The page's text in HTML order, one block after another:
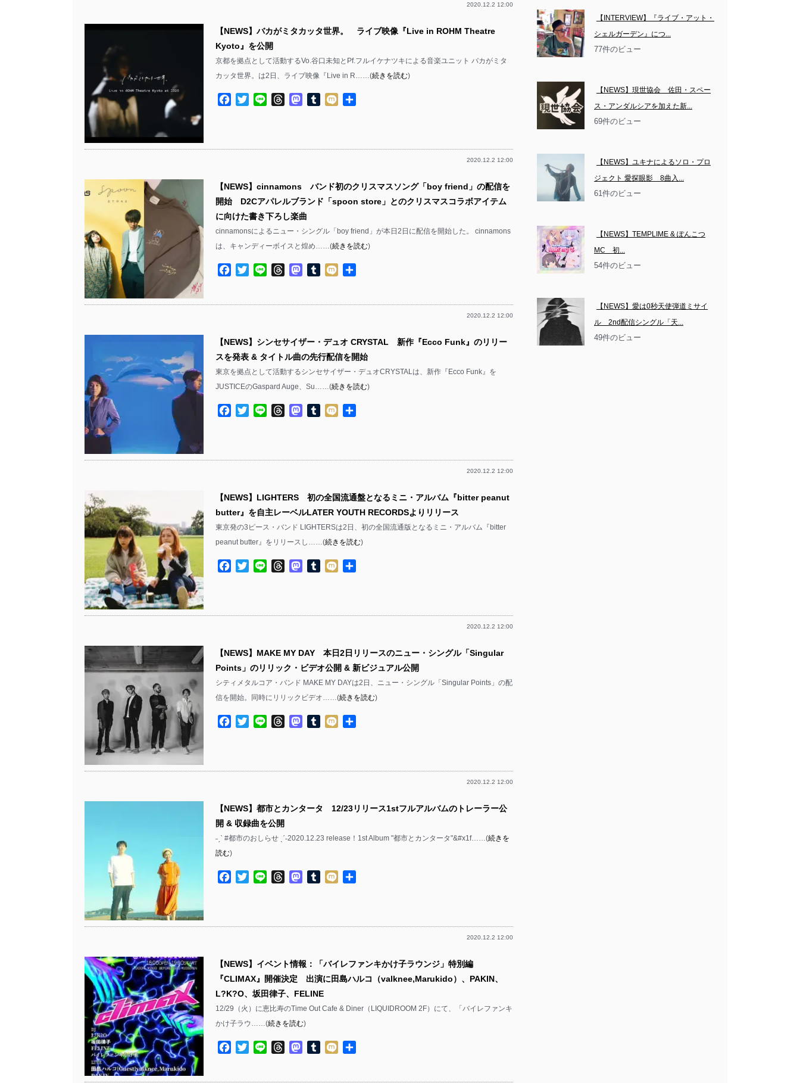
2020.12.2 12:00
【NEWS】バカがミタカッタ世界。 ライブ映像『Live in ROHM Theatre
Kyoto』を公開
京都を拠点として活動するVo.谷口未知とPf.フルイケナツキによる音楽ユニット バカがミタ
カッタ世界。は2日、ライブ映像『Live in R……(続きを読む)
Facebook
TwitterLine ThreadsMastodon
TumblrMixi
2020.12.2 12:00
【NEWS】cinnamons バンド初のクリスマスソング「boy friend」の配信を
開始 D2Cアパレルブランド「spoon store」とのクリスマスコラボアイテム
に向けた書き下ろし楽曲
cinnamonsによるニュー・シングル「boy friend」が本日2日に配信を開始した。 cinnamons
は、キャンディーボイスと煌め……(続きを読む)
Facebook
TwitterLine ThreadsMastodon
TumblrMixi
2020.12.2 12:00
【NEWS】シンセサイザー・デュオ CRYSTAL 新作『Ecco Funk』のリリー
スを発表 & タイトル曲の先行配信を開始
東京を拠点として活動するシンセサイザー・デュオCRYSTALは、新作『Ecco Funk』を
JUSTICEのGaspard Auge、Su……(続きを読む)
Facebook
TwitterLine ThreadsMastodon
TumblrMixi
2020.12.2 12:00
【NEWS】LIGHTERS 初の全国流通盤となるミニ・アルバム『bitter peanut
butter』を自主レーベルLATER YOUTH RECORDSよりリリース
東京発の3ピース・バンド LIGHTERSは2日、初の全国流通版となるミニ・アルバム『bitter
peanut butter』をリリースし……(続きを読む)
Facebook
TwitterLine ThreadsMastodon
TumblrMixi
2020.12.2 12:00
【NEWS】MAKE MY DAY 本日2日リリースのニュー・シングル「Singular
Points」のリリック・ビデオ公開 & 新ビジュアル公開
シティメタルコア・バンド MAKE MY DAYは2日、ニュー・シングル「Singular Points」の配
信を開始。同時にリリックビデオ……(続きを読む)
Facebook
TwitterLine ThreadsMastodon
TumblrMixi
2020.12.2 12:00
【NEWS】都市とカンタータ 12/23リリース1stフルアルバムのトレーラー公
開 & 収録曲を公開
˗ˏˋ #都市のおしらせ ˎˊ˗2020.12.23 release！1st Album "都市とカンタータ"&#x1f……(続きを
読む)
Facebook
TwitterLine ThreadsMastodon
TumblrMixi
2020.12.2 12:00
【NEWS】イベント情報：「バイレファンキかけ子ラウンジ」特別編
『CLIMAX』開催決定 出演に田島ハルコ（valknee,Marukido）、PAKIN、
L?K?O、坂田律子、FELINE
12/29（火）に恵比寿のTime Out Cafe & Diner（LIQUIDROOM 2F）にて、「バイレファンキ
かけ子ラウ……(続きを読む)
Facebook
TwitterLine ThreadsMastodon
TumblrMixi
【INTERVIEW】『ライブ・アット・
シェルガーデン』につ...
77件のビュー
【NEWS】現世協会　佐田・スペー
ス・アンダルシアを加えた新...
69件のビュー
【NEWS】ユキナによるソロ・プロ
ジェクト 愛探眼影　8曲入...
61件のビュー
【NEWS】TEMPLIME & ぽんこつ
MC　初...
54件のビュー
【NEWS】愛は0秒天使弾道ミサイ
ル　2nd配信シングル「天...
49件のビュー